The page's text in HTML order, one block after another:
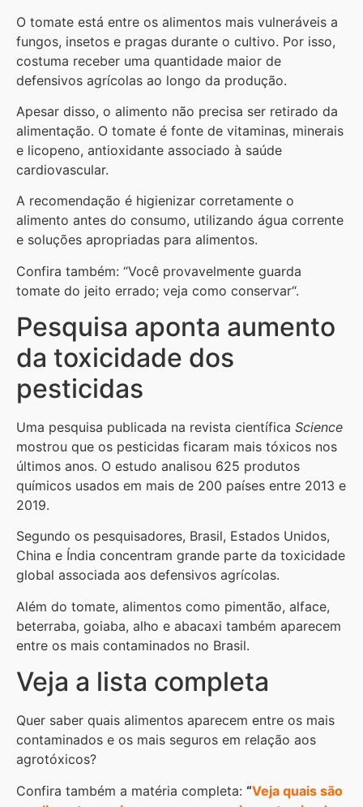
O tomate está entre os alimentos mais vulneráveis a
fungos, insetos e pragas durante o cultivo. Por isso,
costuma receber uma quantidade maior de
defensivos agrícolas ao longo da produção.
Apesar disso, o alimento não precisa ser retirado da
alimentação. O tomate é fonte de vitaminas, minerais
e licopeno, antioxidante associado à saúde
cardiovascular.
A recomendação é higienizar corretamente o
alimento antes do consumo, utilizando água corrente
e soluções apropriadas para alimentos.
Confira também: “Você provavelmente guarda
tomate do jeito errado; veja como conservar“.
Pesquisa aponta aumento
da toxicidade dos
pesticidas
Uma pesquisa publicada na revista científica Science
mostrou que os pesticidas ficaram mais tóxicos nos
últimos anos. O estudo analisou 625 produtos
químicos usados em mais de 200 países entre 2013 e
2019.
Segundo os pesquisadores, Brasil, Estados Unidos,
China e Índia concentram grande parte da toxicidade
global associada aos defensivos agrícolas.
Além do tomate, alimentos como pimentão, alface,
beterraba, goiaba, alho e abacaxi também aparecem
entre os mais contaminados no Brasil.
Veja a lista completa
Quer saber quais alimentos aparecem entre os mais
contaminados e os mais seguros em relação aos
agrotóxicos?
Confira também a matéria completa: “Veja quais são